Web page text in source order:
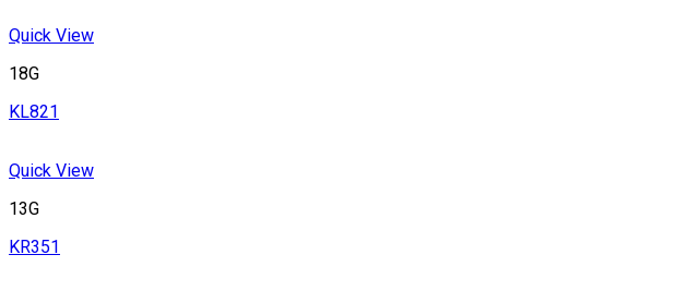
Quick View
18G
KL821
Quick View
13G
KR351